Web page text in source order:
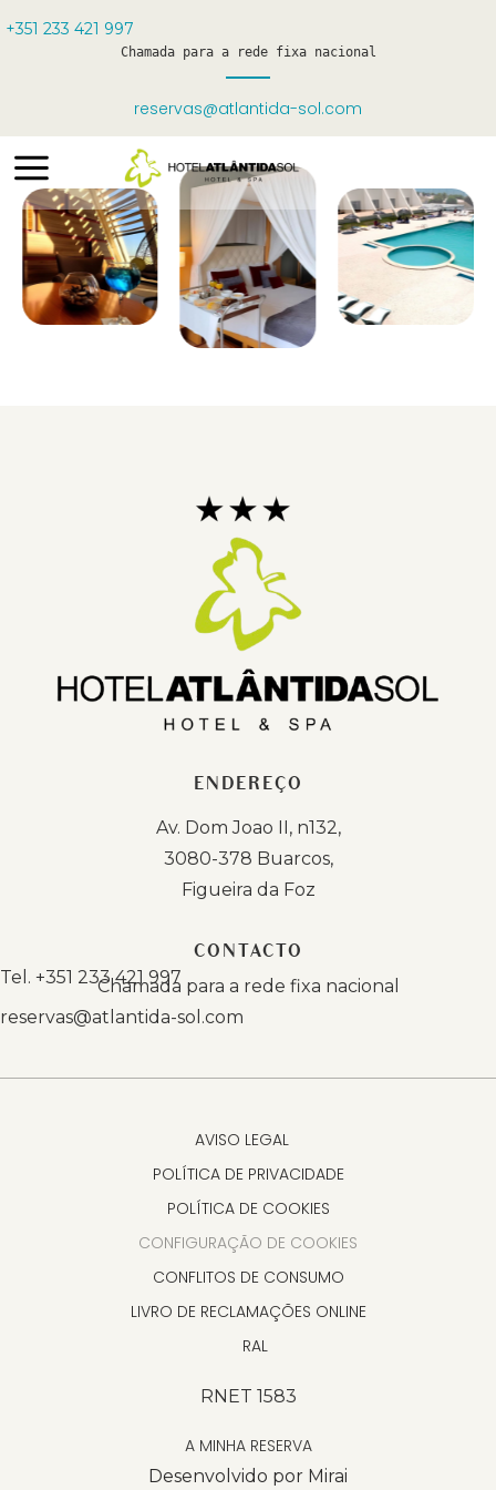
+351 233 421 997
Chamada para a rede fixa nacional
reservas@atlantida-sol.com
GALERIA
Um olhar sobre o nosso hotel
ENDEREÇO
Av. Dom Joao II, n132,
3080-378 Buarcos,
Figueira da Foz
CONTACTO
Tel. +351 233 421 997
Chamada para a rede fixa nacional
reservas@atlantida-sol.com
AVISO LEGAL
POLÍTICA DE PRIVACIDADE
POLÍTICA DE COOKIES
CONFIGURAÇÃO DE COOKIES
CONFLITOS DE CONSUMO
LIVRO DE RECLAMAÇÕES ONLINE
RAL
RNET 1583
A MINHA RESERVA
Desenvolvido por Mirai